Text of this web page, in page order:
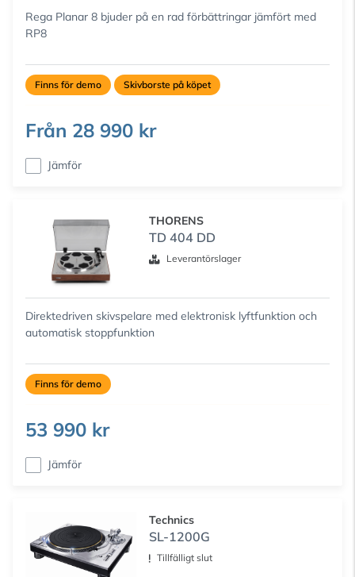
Rega Planar 8 bjuder på en rad förbättringar jämfört med
RP8
Finns för demo Skivborste på köpet
Från 28 990 kr
Jämför
THORENS
TD 404 DD
Leverantörslager
Direktedriven skivspelare med elektronisk lyftfunktion och
automatisk stoppfunktion
Finns för demo
53 990 kr
Jämför
Technics
SL-1200G
Tillfälligt slut